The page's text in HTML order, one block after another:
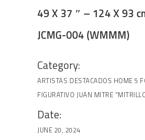
49 X 37 ″ – 124 X 93
JCMG-004 (WMMM)
Category:
ARTISTAS DESTACADOS HOME 5
FIGURATIVO JUAN MITRE
Date:
JUNE 20, 2024